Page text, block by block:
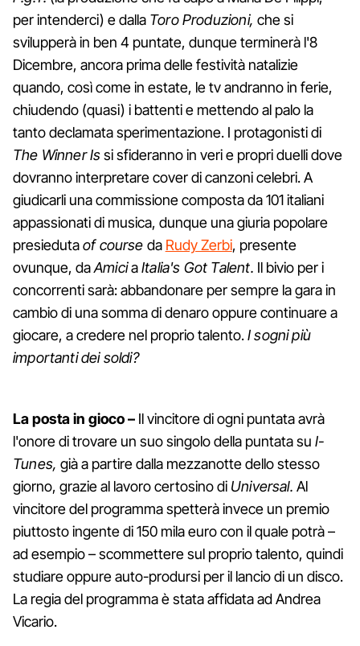
per intenderci) e dalla Toro Produzioni, che si
svilupperà in ben 4 puntate, dunque terminerà l'8
Dicembre, ancora prima delle festività natalizie
quando, così come in estate, le tv andranno in ferie,
chiudendo (quasi) i battenti e mettendo al palo la
tanto declamata sperimentazione. I protagonisti di
The Winner Issi sfideranno in veri e propri duelli dove
dovranno interpretare cover di canzoni celebri. A
giudicarli una commissione composta da 101 italiani
appassionati di musica, dunque una giuria popolare
presiedutaof course da Rudy Zerbi, presente
ovunque, daAmiciaItalia's Got Talent. Il bivio per i
concorrenti sarà: abbandonare per sempre la gara in
cambio di una somma di denaro oppure continuare a
giocare, a credere nel proprio talento.I sogni più
importanti dei soldi?
La posta in gioco – Il vincitore di ogni puntata avrà
l'onore di trovare un suo singolo della puntata su I-
Tunes, già a partire dalla mezzanotte dello stesso
giorno, grazie al lavoro certosino di Universal. Al
vincitore del programma spetterà invece un premio
piuttosto ingente di 150 mila euro con il quale potrà –
ad esempio – scommettere sul proprio talento, quindi
studiare oppure auto-prodursi per il lancio di un disco.
La regia del programma è stata affidata ad Andrea
Vicario.